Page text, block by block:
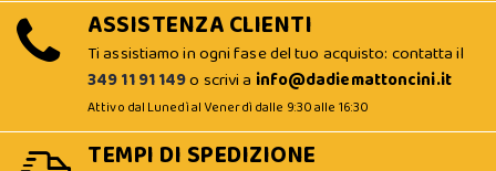
ASSISTENZA CLIENTI
Ti assistiamo in ogni fase del tuo acquisto: contatta il
349 11 91 149o scrivi a info@dadiemattoncini.it
Attivo dal Lunedì al Venerdì dalle 9:30 alle 16:30
TEMPI DI SPEDIZIONE